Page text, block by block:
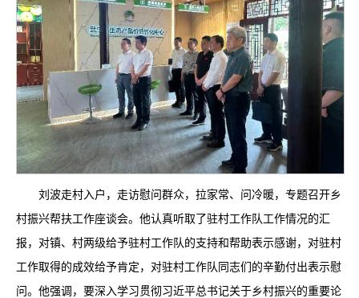
刘波走村入户，走访慰问群众，拉家常、问冷暖，专题召开乡
村振兴帮扶工作座谈会。他认真听取了驻村工作队工作情况的汇
报，对镇、村两级给予驻村工作队的支持和帮助表示感谢，对驻村
工作取得的成效给予肯定，对驻村工作队同志们的辛勤付出表示慰
问。他强调，要深入学习贯彻习近平总书记关于乡村振兴的重要论